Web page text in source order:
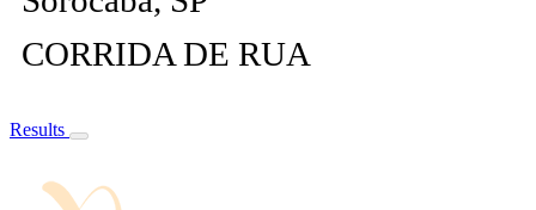
CORRIDA DE RUA
Results